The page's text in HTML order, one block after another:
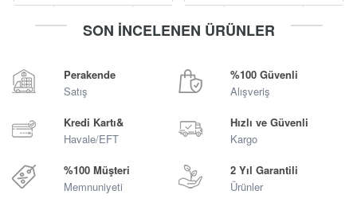
SON İNCELENEN ÜRÜNLER
Perakende
Satış
%100 Güvenli
Alışveriş
Kredi Kartı&
Havale/EFT
Hızlı ve Güvenli
Kargo
%100 Müşteri
Memnuniyeti
2 Yıl Garantili
Ürünler